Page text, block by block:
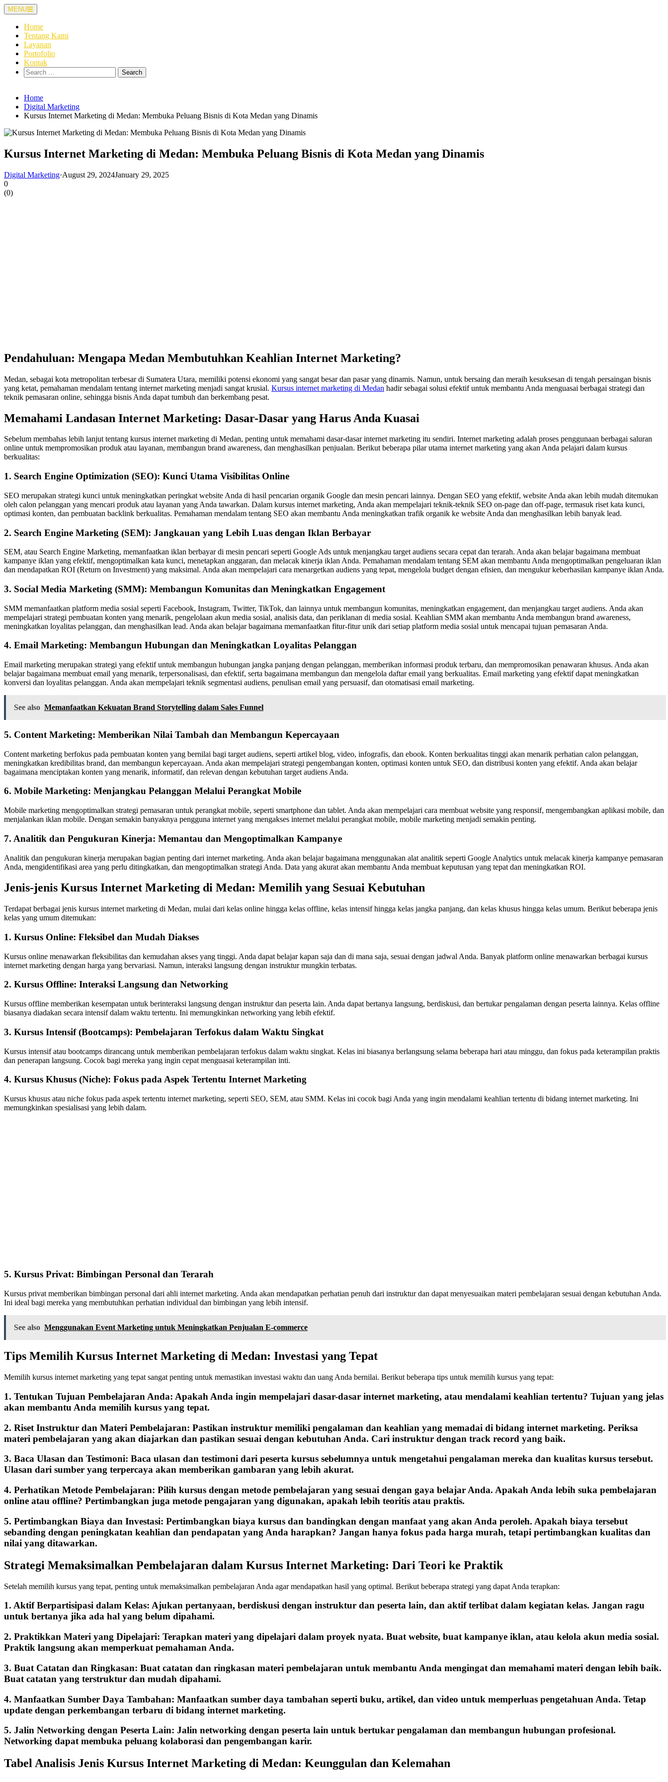
Skip
to
content
MENU
Home
Tentang Kami
Layanan
Portofolio
Kontak
Search
for:
Home
Digital Marketing
Kursus Internet Marketing di Medan: Membuka Peluang Bisnis di Kota Medan yang Dinamis
Kursus Internet Marketing di Medan: Membuka Peluang Bisnis di Kota Medan yang Dinamis
Digital Marketing·August 29, 2024January 29, 2025
0
(0)
Pendahuluan: Mengapa Medan Membutuhkan Keahlian Internet Marketing?
Medan, sebagai kota metropolitan terbesar di Sumatera Utara, memiliki potensi ekonomi yang sangat besar dan pasar yang dinamis. Namun, untuk bersaing dan meraih kesuksesan di tengah persaingan bisnis
yang ketat, pemahaman mendalam tentang internet marketing menjadi sangat krusial. Kursus internet marketing di Medan hadir sebagai solusi efektif untuk membantu Anda menguasai berbagai strategi dan
teknik pemasaran online, sehingga bisnis Anda dapat tumbuh dan berkembang pesat.
Memahami Landasan Internet Marketing: Dasar-Dasar yang Harus Anda Kuasai
Sebelum membahas lebih lanjut tentang kursus internet marketing di Medan, penting untuk memahami dasar-dasar internet marketing itu sendiri. Internet marketing adalah proses penggunaan berbagai saluran
online untuk mempromosikan produk atau layanan, membangun brand awareness, dan menghasilkan penjualan. Berikut beberapa pilar utama internet marketing yang akan Anda pelajari dalam kursus
berkualitas:
1. Search Engine Optimization (SEO): Kunci Utama Visibilitas Online
SEO merupakan strategi kunci untuk meningkatkan peringkat website Anda di hasil pencarian organik Google dan mesin pencari lainnya. Dengan SEO yang efektif, website Anda akan lebih mudah ditemukan
oleh calon pelanggan yang mencari produk atau layanan yang Anda tawarkan. Dalam kursus internet marketing, Anda akan mempelajari teknik-teknik SEO on-page dan off-page, termasuk riset kata kunci,
optimasi konten, dan pembuatan backlink berkualitas. Pemahaman mendalam tentang SEO akan membantu Anda meningkatkan trafik organik ke website Anda dan menghasilkan lebih banyak lead.
2. Search Engine Marketing (SEM): Jangkauan yang Lebih Luas dengan Iklan Berbayar
SEM, atau Search Engine Marketing, memanfaatkan iklan berbayar di mesin pencari seperti Google Ads untuk menjangkau target audiens secara cepat dan terarah. Anda akan belajar bagaimana membuat
kampanye iklan yang efektif, mengoptimalkan kata kunci, menetapkan anggaran, dan melacak kinerja iklan Anda. Pemahaman mendalam tentang SEM akan membantu Anda mengoptimalkan pengeluaran iklan
dan mendapatkan ROI (Return on Investment) yang maksimal. Anda akan mempelajari cara menargetkan audiens yang tepat, mengelola budget dengan efisien, dan mengukur keberhasilan kampanye iklan Anda.
3. Social Media Marketing (SMM): Membangun Komunitas dan Meningkatkan Engagement
SMM memanfaatkan platform media sosial seperti Facebook, Instagram, Twitter, TikTok, dan lainnya untuk membangun komunitas, meningkatkan engagement, dan menjangkau target audiens. Anda akan
mempelajari strategi pembuatan konten yang menarik, pengelolaan akun media sosial, analisis data, dan periklanan di media sosial. Keahlian SMM akan membantu Anda membangun brand awareness,
meningkatkan loyalitas pelanggan, dan menghasilkan lead. Anda akan belajar bagaimana memanfaatkan fitur-fitur unik dari setiap platform media sosial untuk mencapai tujuan pemasaran Anda.
4. Email Marketing: Membangun Hubungan dan Meningkatkan Loyalitas Pelanggan
Email marketing merupakan strategi yang efektif untuk membangun hubungan jangka panjang dengan pelanggan, memberikan informasi produk terbaru, dan mempromosikan penawaran khusus. Anda akan
belajar bagaimana membuat email yang menarik, terpersonalisasi, dan efektif, serta bagaimana membangun dan mengelola daftar email yang berkualitas. Email marketing yang efektif dapat meningkatkan
konversi dan loyalitas pelanggan. Anda akan mempelajari teknik segmentasi audiens, penulisan email yang persuasif, dan otomatisasi email marketing.
See also Memanfaatkan Kekuatan Brand Storytelling dalam Sales Funnel
5. Content Marketing: Memberikan Nilai Tambah dan Membangun Kepercayaan
Content marketing berfokus pada pembuatan konten yang bernilai bagi target audiens, seperti artikel blog, video, infografis, dan ebook. Konten berkualitas tinggi akan menarik perhatian calon pelanggan,
meningkatkan kredibilitas brand, dan membangun kepercayaan. Anda akan mempelajari strategi pengembangan konten, optimasi konten untuk SEO, dan distribusi konten yang efektif. Anda akan belajar
bagaimana menciptakan konten yang menarik, informatif, dan relevan dengan kebutuhan target audiens Anda.
6. Mobile Marketing: Menjangkau Pelanggan Melalui Perangkat Mobile
Mobile marketing mengoptimalkan strategi pemasaran untuk perangkat mobile, seperti smartphone dan tablet. Anda akan mempelajari cara membuat website yang responsif, mengembangkan aplikasi mobile, dan
menjalankan iklan mobile. Dengan semakin banyaknya pengguna internet yang mengakses internet melalui perangkat mobile, mobile marketing menjadi semakin penting.
7. Analitik dan Pengukuran Kinerja: Memantau dan Mengoptimalkan Kampanye
Analitik dan pengukuran kinerja merupakan bagian penting dari internet marketing. Anda akan belajar bagaimana menggunakan alat analitik seperti Google Analytics untuk melacak kinerja kampanye pemasaran
Anda, mengidentifikasi area yang perlu ditingkatkan, dan mengoptimalkan strategi Anda. Data yang akurat akan membantu Anda membuat keputusan yang tepat dan meningkatkan ROI.
Jenis-jenis Kursus Internet Marketing di Medan: Memilih yang Sesuai Kebutuhan
Terdapat berbagai jenis kursus internet marketing di Medan, mulai dari kelas online hingga kelas offline, kelas intensif hingga kelas jangka panjang, dan kelas khusus hingga kelas umum. Berikut beberapa jenis
kelas yang umum ditemukan:
1. Kursus Online: Fleksibel dan Mudah Diakses
Kursus online menawarkan fleksibilitas dan kemudahan akses yang tinggi. Anda dapat belajar kapan saja dan di mana saja, sesuai dengan jadwal Anda. Banyak platform online menawarkan berbagai kursus
internet marketing dengan harga yang bervariasi. Namun, interaksi langsung dengan instruktur mungkin terbatas.
2. Kursus Offline: Interaksi Langsung dan Networking
Kursus offline memberikan kesempatan untuk berinteraksi langsung dengan instruktur dan peserta lain. Anda dapat bertanya langsung, berdiskusi, dan bertukar pengalaman dengan peserta lainnya. Kelas offline
biasanya diadakan secara intensif dalam waktu tertentu. Ini memungkinkan networking yang lebih efektif.
3. Kursus Intensif (Bootcamps): Pembelajaran Terfokus dalam Waktu Singkat
Kursus intensif atau bootcamps dirancang untuk memberikan pembelajaran terfokus dalam waktu singkat. Kelas ini biasanya berlangsung selama beberapa hari atau minggu, dan fokus pada keterampilan praktis
dan penerapan langsung. Cocok bagi mereka yang ingin cepat menguasai keterampilan inti.
4. Kursus Khusus (Niche): Fokus pada Aspek Tertentu Internet Marketing
Kursus khusus atau niche fokus pada aspek tertentu internet marketing, seperti SEO, SEM, atau SMM. Kelas ini cocok bagi Anda yang ingin mendalami keahlian tertentu di bidang internet marketing. Ini
memungkinkan spesialisasi yang lebih dalam.
5. Kursus Privat: Bimbingan Personal dan Terarah
Kursus privat memberikan bimbingan personal dari ahli internet marketing. Anda akan mendapatkan perhatian penuh dari instruktur dan dapat menyesuaikan materi pembelajaran sesuai dengan kebutuhan Anda.
Ini ideal bagi mereka yang membutuhkan perhatian individual dan bimbingan yang lebih intensif.
See also Menggunakan Event Marketing untuk Meningkatkan Penjualan E-commerce
Tips Memilih Kursus Internet Marketing di Medan: Investasi yang Tepat
Memilih kursus internet marketing yang tepat sangat penting untuk memastikan investasi waktu dan uang Anda bernilai. Berikut beberapa tips untuk memilih kursus yang tepat:
1. Tentukan Tujuan Pembelajaran Anda: Apakah Anda ingin mempelajari dasar-dasar internet marketing, atau mendalami keahlian tertentu? Tujuan yang jelas
akan membantu Anda memilih kursus yang tepat.
2. Riset Instruktur dan Materi Pembelajaran: Pastikan instruktur memiliki pengalaman dan keahlian yang memadai di bidang internet marketing. Periksa
materi pembelajaran yang akan diajarkan dan pastikan sesuai dengan kebutuhan Anda. Cari instruktur dengan track record yang baik.
3. Baca Ulasan dan Testimoni: Baca ulasan dan testimoni dari peserta kursus sebelumnya untuk mengetahui pengalaman mereka dan kualitas kursus tersebut.
Ulasan dari sumber yang terpercaya akan memberikan gambaran yang lebih akurat.
4. Perhatikan Metode Pembelajaran: Pilih kursus dengan metode pembelajaran yang sesuai dengan gaya belajar Anda. Apakah Anda lebih suka pembelajaran
online atau offline? Pertimbangkan juga metode pengajaran yang digunakan, apakah lebih teoritis atau praktis.
5. Pertimbangkan Biaya dan Investasi: Pertimbangkan biaya kursus dan bandingkan dengan manfaat yang akan Anda peroleh. Apakah biaya tersebut
sebanding dengan peningkatan keahlian dan pendapatan yang Anda harapkan? Jangan hanya fokus pada harga murah, tetapi pertimbangkan kualitas dan
nilai yang ditawarkan.
Strategi Memaksimalkan Pembelajaran dalam Kursus Internet Marketing: Dari Teori ke Praktik
Setelah memilih kursus yang tepat, penting untuk memaksimalkan pembelajaran Anda agar mendapatkan hasil yang optimal. Berikut beberapa strategi yang dapat Anda terapkan:
1. Aktif Berpartisipasi dalam Kelas: Ajukan pertanyaan, berdiskusi dengan instruktur dan peserta lain, dan aktif terlibat dalam kegiatan kelas. Jangan ragu
untuk bertanya jika ada hal yang belum dipahami.
2. Praktikkan Materi yang Dipelajari: Terapkan materi yang dipelajari dalam proyek nyata. Buat website, buat kampanye iklan, atau kelola akun media sosial.
Praktik langsung akan memperkuat pemahaman Anda.
3. Buat Catatan dan Ringkasan: Buat catatan dan ringkasan materi pembelajaran untuk membantu Anda mengingat dan memahami materi dengan lebih baik.
Buat catatan yang terstruktur dan mudah dipahami.
4. Manfaatkan Sumber Daya Tambahan: Manfaatkan sumber daya tambahan seperti buku, artikel, dan video untuk memperluas pengetahuan Anda. Tetap
update dengan perkembangan terbaru di bidang internet marketing.
5. Jalin Networking dengan Peserta Lain: Jalin networking dengan peserta lain untuk bertukar pengalaman dan membangun hubungan profesional.
Networking dapat membuka peluang kolaborasi dan pengembangan karir.
Tabel Analisis Jenis Kursus Internet Marketing di Medan: Keunggulan dan Kelemahan